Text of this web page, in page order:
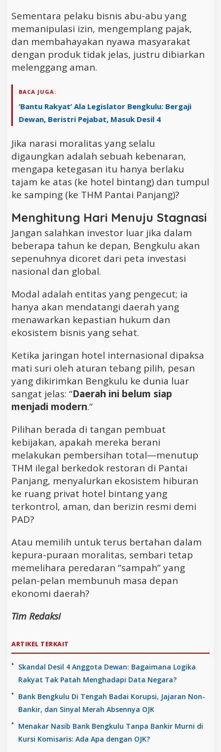
Sementara pelaku bisnis abu-abu yang
memanipulasi izin, mengemplang pajak,
dan membahayakan nyawa masyarakat
dengan produk tidak jelas, justru dibiarkan
melenggang aman.
BACA JUGA:
‘Bantu Rakyat’ Ala Legislator Bengkulu: Bergaji
Dewan, Beristri Pejabat, Masuk Desil 4
Jika narasi moralitas yang selalu
digaungkan adalah sebuah kebenaran,
mengapa ketegasan itu hanya berlaku
tajam ke atas (ke hotel bintang) dan tumpul
ke samping (ke THM Pantai Panjang)?
Menghitung Hari Menuju Stagnasi
Jangan salahkan investor luar jika dalam
beberapa tahun ke depan, Bengkulu akan
sepenuhnya dicoret dari peta investasi
nasional dan global.
Modal adalah entitas yang pengecut; ia
hanya akan mendatangi daerah yang
menawarkan kepastian hukum dan
ekosistem bisnis yang sehat.
Ketika jaringan hotel internasional dipaksa
mati suri oleh aturan tebang pilih, pesan
yang dikirimkan Bengkulu ke dunia luar
sangat jelas: “Daerah ini belum siap
menjadi modern.”
Pilihan berada di tangan pembuat
kebijakan, apakah mereka berani
melakukan pembersihan total—menutup
THM ilegal berkedok restoran di Pantai
Panjang, menyalurkan ekosistem hiburan
ke ruang privat hotel bintang yang
terkontrol, aman, dan berizin resmi demi
PAD?
Atau memilih untuk terus bertahan dalam
kepura-puraan moralitas, sembari tetap
memelihara peredaran “sampah” yang
pelan-pelan membunuh masa depan
ekonomi daerah?
Tim Redaksi
ARTIKEL TERKAIT
Skandal Desil 4 Anggota Dewan: Bagaimana Logika
Rakyat Tak Patah Menghadapi Data Negara?
Bank Bengkulu Di Tengah Badai Korupsi, Jajaran Non-
Bankir, dan Sinyal Merah Absennya OJK
Menakar Nasib Bank Bengkulu Tanpa Bankir Murni di
Kursi Komisaris: Ada Apa dengan OJK?